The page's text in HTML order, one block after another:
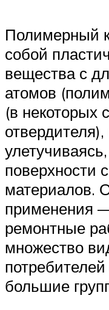
Полимерный
собой
вещества с
атомов
(в некоторых
поверхности
материалов.
применения
ремонтные
множество
большие